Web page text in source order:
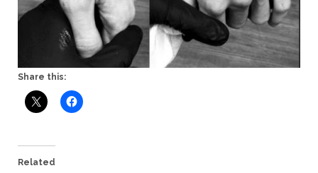
Share this:
Related